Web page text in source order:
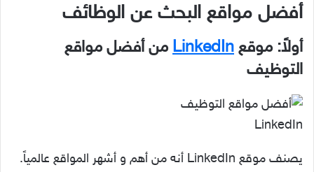
أفضل مواقع البحث عن الوظائف
أولاً: موقع LinkedIn من أفضل مواقع
التوظيف
LinkedIn
يصنف موقع LinkedIn أنه من أهم و أشهر المواقع عالمياً.